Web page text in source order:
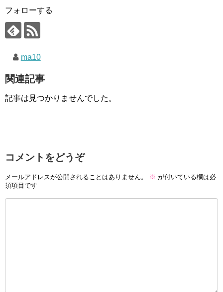
フォローする
ma10
関連記事
記事は見つかりませんでした。
コメントをどうぞ
メールアドレスが公開されることはありません。 ※ が付いている欄は必
須項目です